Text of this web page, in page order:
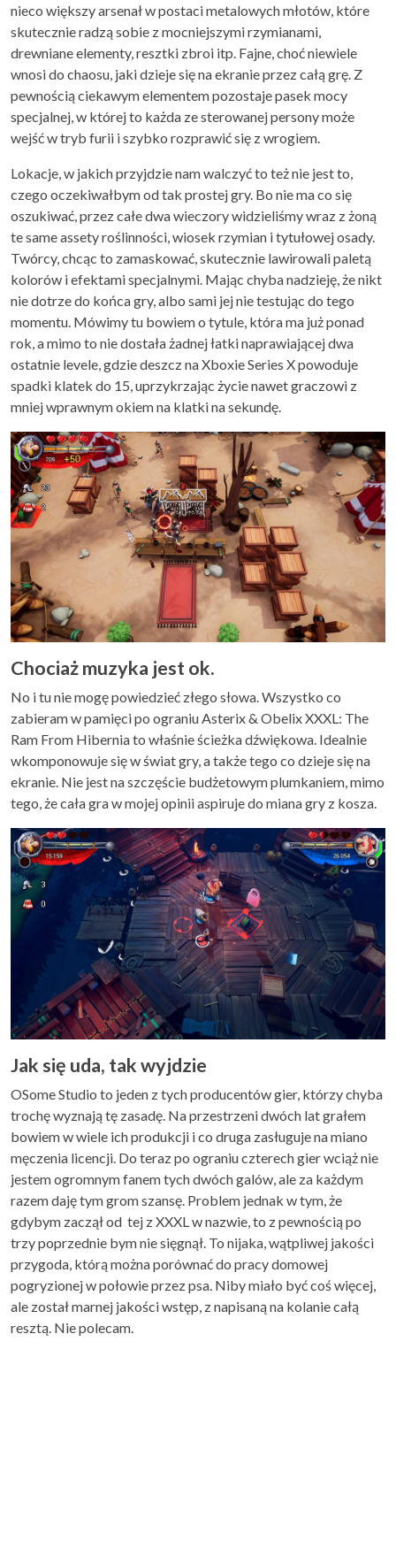
nieco większy arsenał w postaci metalowych młotów, które
skutecznie radzą sobie z mocniejszymi rzymianami,
drewniane elementy, resztki zbroi itp. Fajne, choć niewiele
wnosi do chaosu, jaki dzieje się na ekranie przez całą grę. Z
pewnością ciekawym elementem pozostaje pasek mocy
specjalnej, w której to każda ze sterowanej persony może
wejść w tryb furii i szybko rozprawić się z wrogiem.
Lokacje, w jakich przyjdzie nam walczyć to też nie jest to,
czego oczekiwałbym od tak prostej gry. Bo nie ma co się
oszukiwać, przez całe dwa wieczory widzieliśmy wraz z żoną
te same assety roślinności, wiosek rzymian i tytułowej osady.
Twórcy, chcąc to zamaskować, skutecznie lawirowali paletą
kolorów i efektami specjalnymi. Mając chyba nadzieję, że nikt
nie dotrze do końca gry, albo sami jej nie testując do tego
momentu. Mówimy tu bowiem o tytule, która ma już ponad
rok, a mimo to nie dostała żadnej łatki naprawiającej dwa
ostatnie levele, gdzie deszcz na Xboxie Series X powoduje
spadki klatek do 15, uprzykrzając życie nawet graczowi z
mniej wprawnym okiem na klatki na sekundę.
Chociaż muzyka jest ok.
No i tu nie mogę powiedzieć złego słowa. Wszystko co
zabieram w pamięci po ograniu Asterix & Obelix XXXL: The
Ram From Hibernia to właśnie ścieżka dźwiękowa. Idealnie
wkomponowuje się w świat gry, a także tego co dzieje się na
ekranie. Nie jest na szczęście budżetowym plumkaniem, mimo
tego, że cała gra w mojej opinii aspiruje do miana gry z kosza.
Jak się uda, tak wyjdzie
OSome Studio to jeden z tych producentów gier, którzy chyba
trochę wyznają tę zasadę. Na przestrzeni dwóch lat grałem
bowiem w wiele ich produkcji i co druga zasługuje na miano
męczenia licencji. Do teraz po ograniu czterech gier wciąż nie
jestem ogromnym fanem tych dwóch galów, ale za każdym
razem daję tym grom szansę. Problem jednak w tym, że
gdybym zaczął od tej z XXXL w nazwie, to z pewnością po
trzy poprzednie bym nie sięgnął. To nijaka, wątpliwej jakości
przygoda, którą można porównać do pracy domowej
pogryzionej w połowie przez psa. Niby miało być coś więcej,
ale został marnej jakości wstęp, z napisaną na kolanie całą
resztą. Nie polecam.